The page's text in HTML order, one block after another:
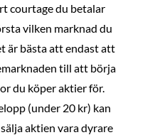
courtage du betalar
vilken marknad du
är bästa att endast att
till att börja
du köper aktier för.
(under 20 kr) kan
aktien vara dyrare